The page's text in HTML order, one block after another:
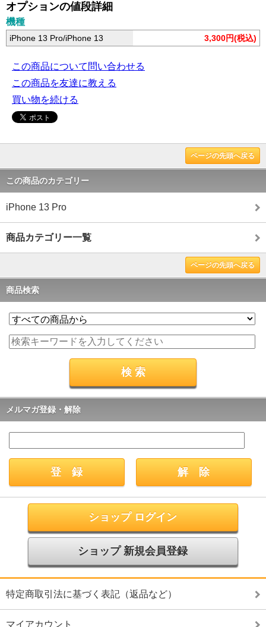
オプションの値段詳細
機種
iPhone 13 Pro/iPhone 13 3,300円(税込)
この商品について問い合わせる
この商品を友達に教える
買い物を続ける
ページの先頭へ戻る
この商品のカテゴリー
iPhone 13 Pro
商品カテゴリー一覧
ページの先頭へ戻る
商品検索
メルマガ登録・解除
ショップ ログイン
ショップ 新規会員登録
特定商取引法に基づく表記（返品など）
マイアカウント